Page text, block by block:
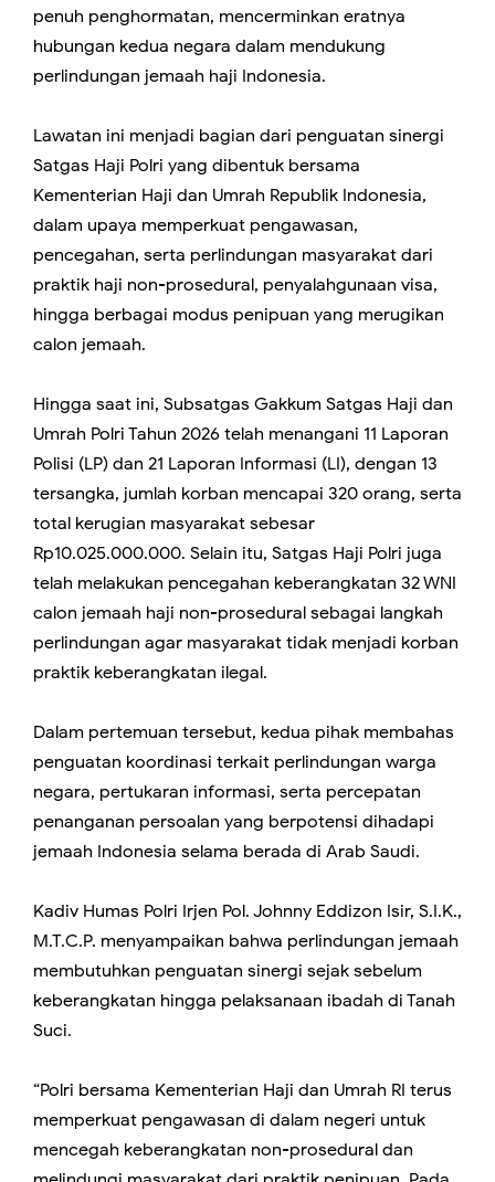
penuh penghormatan, mencerminkan eratnya
hubungan kedua negara dalam mendukung
perlindungan jemaah haji Indonesia.
Lawatan ini menjadi bagian dari penguatan sinergi
Satgas Haji Polri yang dibentuk bersama
Kementerian Haji dan Umrah Republik Indonesia,
dalam upaya memperkuat pengawasan,
pencegahan, serta perlindungan masyarakat dari
praktik haji non-prosedural, penyalahgunaan visa,
hingga berbagai modus penipuan yang merugikan
calon jemaah.
Hingga saat ini, Subsatgas Gakkum Satgas Haji dan
Umrah Polri Tahun 2026 telah menangani 11 Laporan
Polisi (LP) dan 21 Laporan Informasi (LI), dengan 13
tersangka, jumlah korban mencapai 320 orang, serta
total kerugian masyarakat sebesar
Rp10.025.000.000. Selain itu, Satgas Haji Polri juga
telah melakukan pencegahan keberangkatan 32 WNI
calon jemaah haji non-prosedural sebagai langkah
perlindungan agar masyarakat tidak menjadi korban
praktik keberangkatan ilegal.
Dalam pertemuan tersebut, kedua pihak membahas
penguatan koordinasi terkait perlindungan warga
negara, pertukaran informasi, serta percepatan
penanganan persoalan yang berpotensi dihadapi
jemaah Indonesia selama berada di Arab Saudi.
Kadiv Humas Polri Irjen Pol. Johnny Eddizon Isir, S.I.K.,
M.T.C.P. menyampaikan bahwa perlindungan jemaah
membutuhkan penguatan sinergi sejak sebelum
keberangkatan hingga pelaksanaan ibadah di Tanah
Suci.
“Polri bersama Kementerian Haji dan Umrah RI terus
memperkuat pengawasan di dalam negeri untuk
mencegah keberangkatan non-prosedural dan